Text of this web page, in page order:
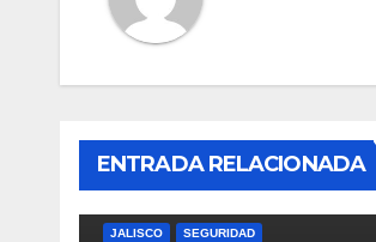
ENTRADA RELACIONADA
JALISCO SEGURIDAD